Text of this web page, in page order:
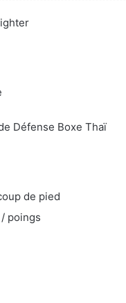
Défense Boxe Thaï
de pied
poings